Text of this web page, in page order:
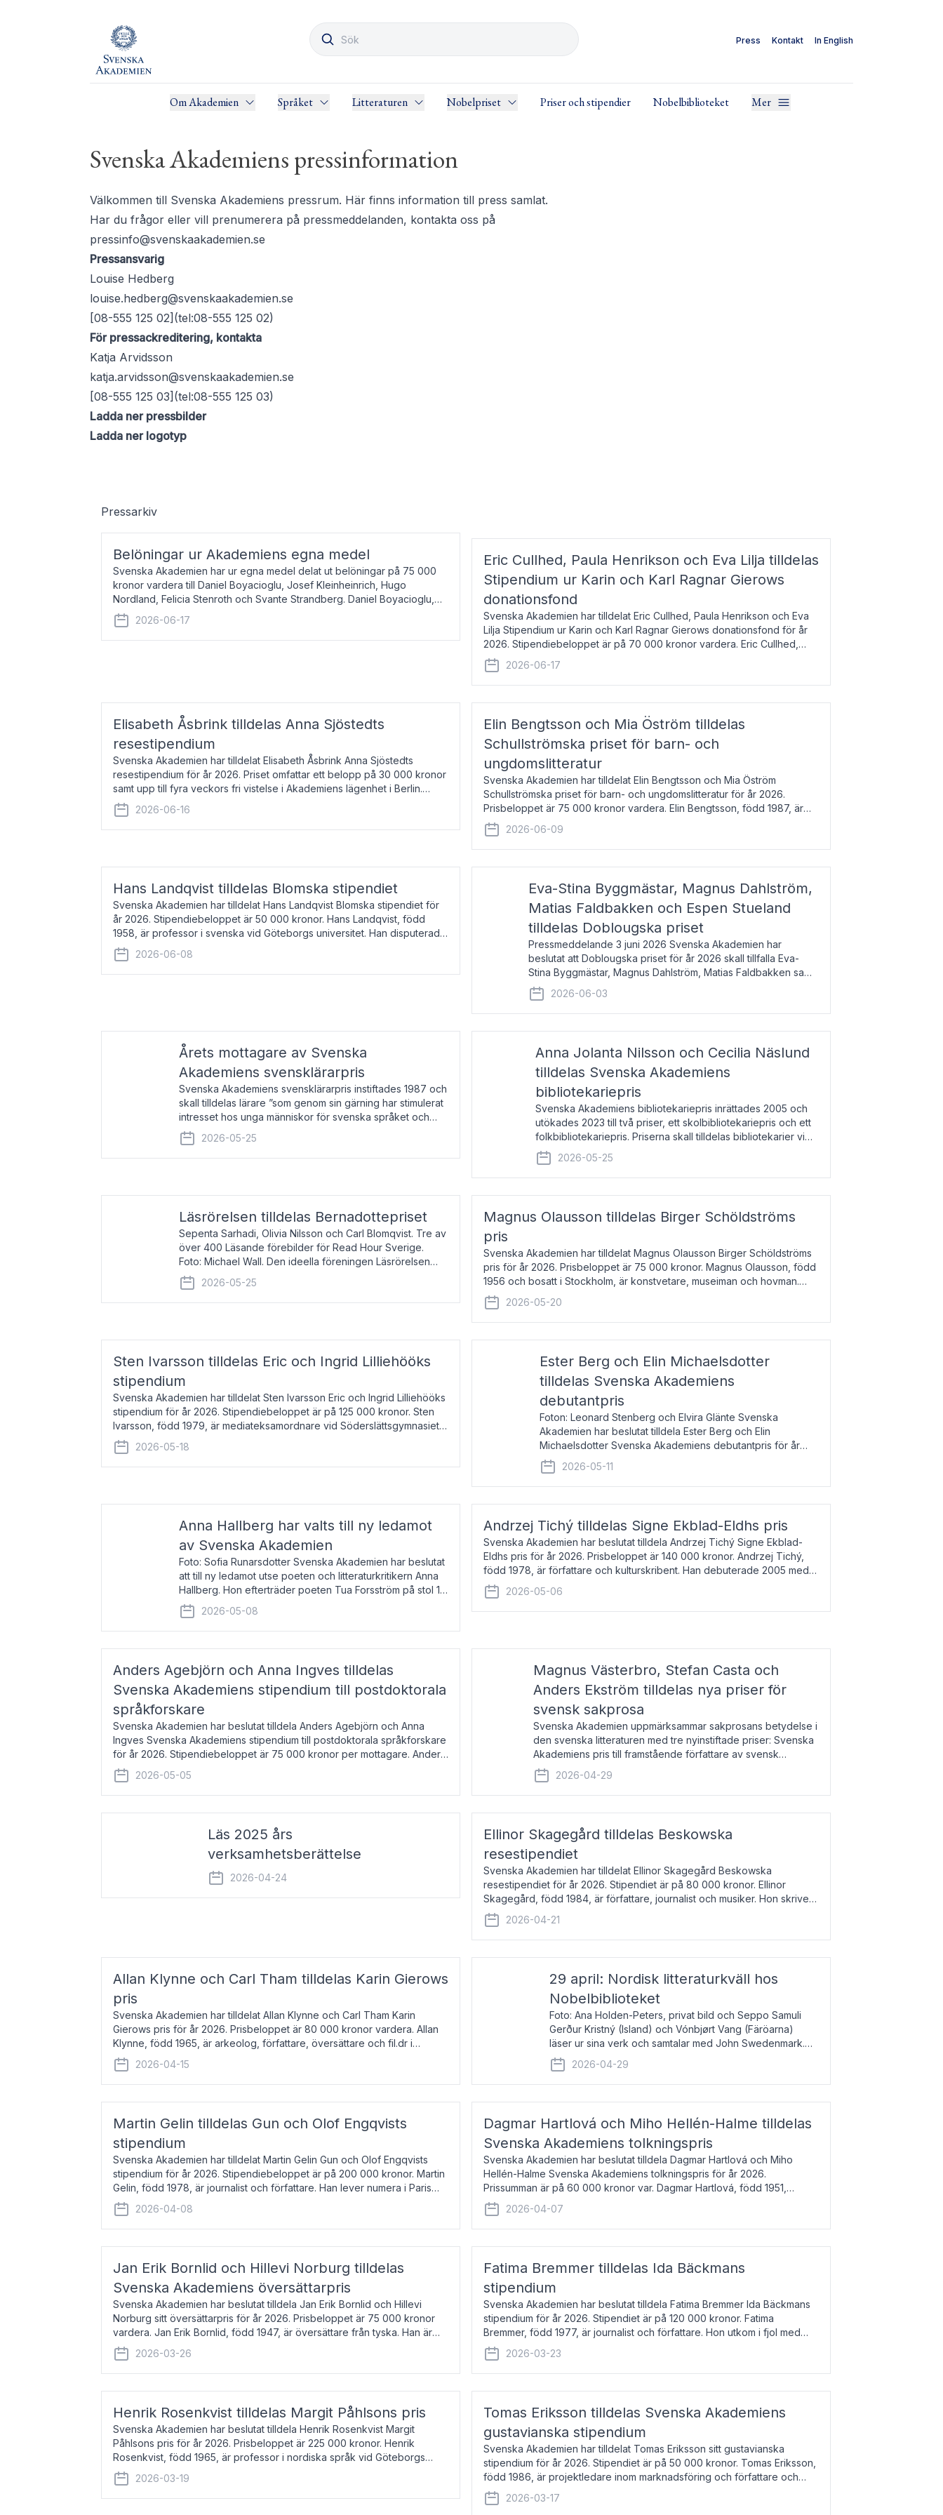
Press Kontakt In English
Om Akademien Språket Litteraturen Nobelpriset Priser och stipendier Nobelbiblioteket Mer
Svenska Akademiens pressinformation
Välkommen till Svenska Akademiens pressrum. Här finns information till press samlat.
Har du frågor eller vill prenumerera på pressmeddelanden, kontakta oss på
pressinfo@svenskaakademien.se
Pressansvarig
Louise Hedberg
louise.hedberg@svenskaakademien.se
[08-555 125 02](tel:08-555 125 02)
För pressackreditering, kontakta
Katja Arvidsson
katja.arvidsson@svenskaakademien.se
[08-555 125 03](tel:08-555 125 03)
Ladda ner pressbilder
Ladda ner logotyp
Pressarkiv
Belöningar ur Akademiens egna medel
Svenska Akademien har ur egna medel delat ut belöningar på 75 000
kronor vardera till Daniel Boyacioglu, Josef Kleinheinrich, Hugo
Nordland, Felicia Stenroth och Svante Strandberg. Daniel Boyacioglu,
född 1981, är poet och scenartist. Josef
2026-06-17
Eric Cullhed, Paula Henrikson och Eva Lilja tilldelas
Stipendium ur Karin och Karl Ragnar Gierows
donationsfond
Svenska Akademien har tilldelat Eric Cullhed, Paula Henrikson och Eva
Lilja Stipendium ur Karin och Karl Ragnar Gierows donationsfond för år
2026. Stipendiebeloppet är på 70 000 kronor vardera. Eric Cullhed,
född 1985, är professor i grekis
2026-06-17
Elisabeth Åsbrink tilldelas Anna Sjöstedts
resestipendium
Svenska Akademien har tilldelat Elisabeth Åsbrink Anna Sjöstedts
resestipendium för år 2026. Priset omfattar ett belopp på 30 000 kronor
samt upp till fyra veckors fri vistelse i Akademiens lägenhet i Berlin.
Elisabeth Åsbrink, född 1965 oc
2026-06-16
Elin Bengtsson och Mia Öström tilldelas
Schullströmska priset för barn- och
ungdomslitteratur
Svenska Akademien har tilldelat Elin Bengtsson och Mia Öström
Schullströmska priset för barn- och ungdomslitteratur för år 2026.
Prisbeloppet är 75 000 kronor vardera. Elin Bengtsson, född 1987, är
författare och forskare i genusvetenskap.
2026-06-09
Hans Landqvist tilldelas Blomska stipendiet
Svenska Akademien har tilldelat Hans Landqvist Blomska stipendiet för
år 2026. Stipendiebeloppet är 50 000 kronor. Hans Landqvist, född
1958, är professor i svenska vid Göteborgs universitet. Han disputerade
år 2000 på avhandlingen Författn
2026-06-08
Eva-Stina Byggmästar, Magnus Dahlström,
Matias Faldbakken och Espen Stueland
tilldelas Doblougska priset
Pressmeddelande 3 juni 2026 Svenska Akademien har
beslutat att Doblougska priset för år 2026 skall tillfalla Eva-
Stina Byggmästar, Magnus Dahlström, Matias Faldbakken samt
Espen Stueland. Prisbeloppet är 200 000 svenska kronor per
mottagare
2026-06-03
Årets mottagare av Svenska
Akademiens svensklärarpris
Svenska Akademiens svensklärarpris instiftades 1987 och
skall tilldelas lärare ”som genom sin gärning har stimulerat
intresset hos unga människor för svenska språket och
litteraturen”. Prisutdelning och samtal med pristagarna
äger rum under
2026-05-25
Anna Jolanta Nilsson och Cecilia Näslund
tilldelas Svenska Akademiens
bibliotekariepris
Svenska Akademiens bibliotekariepris inrättades 2005 och
utökades 2023 till två priser, ett skolbibliotekariepris och ett
folkbibliotekariepris. Priserna skall tilldelas bibliotekarier vid
svenska folk- och skolbibliotek som gjort värdefull
2026-05-25
Läsrörelsen tilldelas Bernadottepriset
Sepenta Sarhadi, Olivia Nilsson och Carl Blomqvist. Tre av
över 400 Läsande förebilder för Read Hour Sverige.
Foto: Michael Wall. Den ideella föreningen Läsrörelsen
tilldelas Bernadottepriset 2026 för att den under ett kvarts
sekel gjort re
2026-05-25
Magnus Olausson tilldelas Birger Schöldströms
pris
Svenska Akademien har tilldelat Magnus Olausson Birger Schöldströms
pris för år 2026. Prisbeloppet är 75 000 kronor. Magnus Olausson, född
1956 och bosatt i Stockholm, är konstvetare, museiman och hovman.
Han disputerade 1993 vid Uppsala un
2026-05-20
Sten Ivarsson tilldelas Eric och Ingrid Lilliehööks
stipendium
Svenska Akademien har tilldelat Sten Ivarsson Eric och Ingrid Lilliehööks
stipendium för år 2026. Stipendiebeloppet är på 125 000 kronor. Sten
Ivarsson, född 1979, är mediateksamordnare vid Söderslättsgymnasiet i
Trelleborg. Här har han på
2026-05-18
Ester Berg och Elin Michaelsdotter
tilldelas Svenska Akademiens
debutantpris
Foton: Leonard Stenberg och Elvira Glänte Svenska
Akademien har beslutat tilldela Ester Berg och Elin
Michaelsdotter Svenska Akademiens debutantpris för år
2026. Priset är nyinstiftat och syftar till att lyfta fram
intressanta och löftesrik
2026-05-11
Anna Hallberg har valts till ny ledamot
av Svenska Akademien
Foto: Sofia Runarsdotter Svenska Akademien har beslutat
att till ny ledamot utse poeten och litteraturkritikern Anna
Hallberg. Hon efterträder poeten Tua Forsström på stol 18
och kommer att ta sitt inträde vid Akademiens
högtidssammankomst
2026-05-08
Andrzej Tichý tilldelas Signe Ekblad-Eldhs pris
Svenska Akademien har beslutat tilldela Andrzej Tichý Signe Ekblad-
Eldhs pris för år 2026. Prisbeloppet är 140 000 kronor. Andrzej Tichý,
född 1978, är författare och kulturskribent. Han debuterade 2005 med
den lovordade romanen Sex liter l
2026-05-06
Anders Agebjörn och Anna Ingves tilldelas
Svenska Akademiens stipendium till postdoktorala
språkforskare
Svenska Akademien har beslutat tilldela Anders Agebjörn och Anna
Ingves Svenska Akademiens stipendium till postdoktorala språkforskare
för år 2026. Stipendiebeloppet är 75 000 kronor per mottagare. Anders
Agebjörn, född 1984, är universitet
2026-05-05
Magnus Västerbro, Stefan Casta och
Anders Ekström tilldelas nya priser för
svensk sakprosa
Svenska Akademien uppmärksammar sakprosans betydelse i
den svenska litteraturen med tre nyinstiftade priser: Svenska
Akademiens pris till framstående författare av svensk
sakprosa som i år går till Magnus Västerbro, Svenska
Akademiens pris
2026-04-29
Läs 2025 års
verksamhetsberättelse
2026-04-24
Ellinor Skagegård tilldelas Beskowska
resestipendiet
Svenska Akademien har tilldelat Ellinor Skagegård Beskowska
resestipendiet för år 2026. Stipendiet är på 80 000 kronor. Ellinor
Skagegård, född 1984, är författare, journalist och musiker. Hon skriver
återkommande för Svenska Dagbladet, Ups
2026-04-21
Allan Klynne och Carl Tham tilldelas Karin Gierows
pris
Svenska Akademien har tilldelat Allan Klynne och Carl Tham Karin
Gierows pris för år 2026. Prisbeloppet är 80 000 kronor vardera. Allan
Klynne, född 1965, är arkeolog, författare, översättare och fil.dr i
antikens kultur och samhällsliv. Ut
2026-04-15
29 april: Nordisk litteraturkväll hos
Nobelbiblioteket
Foto: Ana Holden-Peters, privat bild och Seppo Samuli
Gerður Kristný (Island) och Vónbjørt Vang (Färöarna)
läser ur sina verk och samtalar med John Swedenmark.
De läser upp på färöiska, isländska och svenska och talar
om språk och poesi – o
2026-04-29
Martin Gelin tilldelas Gun och Olof Engqvists
stipendium
Svenska Akademien har tilldelat Martin Gelin Gun och Olof Engqvists
stipendium för år 2026. Stipendiebeloppet är på 200 000 kronor. Martin
Gelin, född 1978, är journalist och författare. Han lever numera i Paris
men var under många år bosat
2026-04-08
Dagmar Hartlová och Miho Hellén-Halme tilldelas
Svenska Akademiens tolkningspris
Svenska Akademien har beslutat tilldela Dagmar Hartlová och Miho
Hellén-Halme Svenska Akademiens tolkningspris för år 2026.
Prissumman är på 60 000 kronor var. Dagmar Hartlová, född 1951,
översätter huvudsakligen från svenska till tjeckiska
2026-04-07
Jan Erik Bornlid och Hillevi Norburg tilldelas
Svenska Akademiens översättarpris
Svenska Akademien har beslutat tilldela Jan Erik Bornlid och Hillevi
Norburg sitt översättarpris för år 2026. Prisbeloppet är 75 000 kronor
vardera. Jan Erik Bornlid, född 1947, är översättare från tyska. Han är
främst känd för sina översät
2026-03-26
Fatima Bremmer tilldelas Ida Bäckmans
stipendium
Svenska Akademien har beslutat tilldela Fatima Bremmer Ida Bäckmans
stipendium för år 2026. Stipendiet är på 120 000 kronor. Fatima
Bremmer, född 1977, är journalist och författare. Hon utkom i fjol med
boken Ligan. Klarakvarterens blodsyst
2026-03-23
Henrik Rosenkvist tilldelas Margit Påhlsons pris
Svenska Akademien har beslutat tilldela Henrik Rosenkvist Margit
Påhlsons pris för år 2026. Prisbeloppet är 225 000 kronor. Henrik
Rosenkvist, född 1965, är professor i nordiska språk vid Göteborgs
universitet. Han disputerade 2004 på avhan
2026-03-19
Tomas Eriksson tilldelas Svenska Akademiens
gustavianska stipendium
Svenska Akademien har tilldelat Tomas Eriksson sitt gustavianska
stipendium för år 2026. Stipendiet är på 50 000 kronor. Tomas Eriksson,
född 1986, är projektledare inom marknadsföring och författare och
utkom i fjol med boken Syndabocken.
2026-03-17